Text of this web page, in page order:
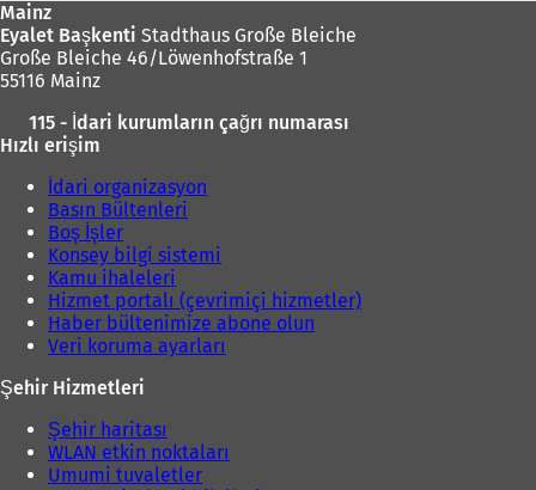
Mainz
Eyalet Başkenti Stadthaus Große Bleiche
Große Bleiche 46/Löwenhofstraße 1
55116 Mainz
115 - İdari kurumların çağrı numarası
Hızlı erişim
İdari organizasyon
Basın Bültenleri
Boş İşler
Konsey bilgi sistemi
Kamu ihaleleri
Hizmet portalı (çevrimiçi hizmetler)
Haber bültenimize abone olun
Veri koruma ayarları
Şehir Hizmetleri
Şehir haritası
WLAN etkin noktaları
Umumi tuvaletler